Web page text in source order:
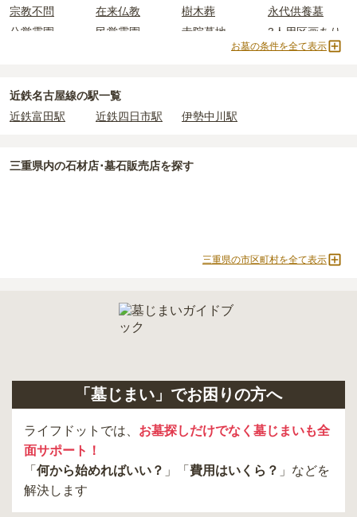
用。僧侶に渡すお布施がかかります。
・納骨式の費用
：お墓に遺骨を納める儀式のための費用。僧侶に渡
正確な費用は、区画や石材の選び方によって大きく変わるため、見
必ず確認することをおすすめします。
条件を満たさない場合は、申し込み自体ができないことも多いた
め、事前の確認が重要です。
契約条件の詳細は、各霊園のページをご確認いただくか、資料請求
宗教不問
在来仏教 樹木葬
永代供養墓
公営霊園
民営霊園 寺院墓地 3人用区画あり
お墓の条件を全て表示
近鉄名古屋線の駅一覧
近鉄富田駅
近鉄四日市駅 伊勢中川駅
三重県内の石材店･墓石販売店を探す
三重県の市区町村を全て表示
「墓じまい」でお困りの方へ
ライフドットでは、 お墓探しだけでなく墓じまいも全
面サポート！
「 何から始めればいい？ 」「 費用はいくら？ 」などを
解決します